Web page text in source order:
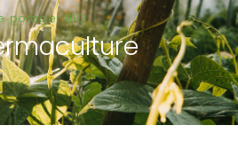
potager BIO